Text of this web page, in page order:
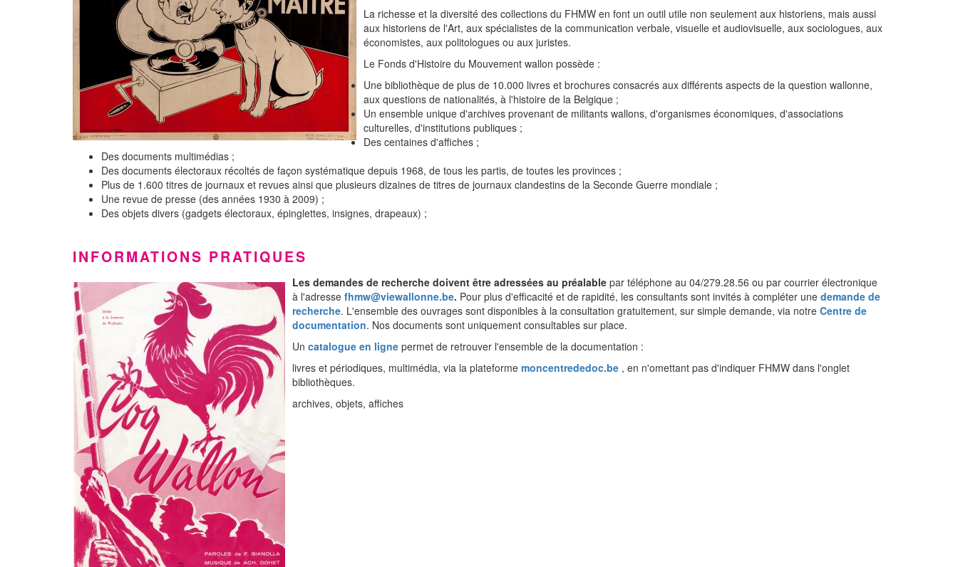
La richesse et la diversité des collections du FHMW en font un outil utile non seulement aux historiens, mais aussi
aux historiens de l'Art, aux spécialistes de la communication verbale, visuelle et audiovisuelle, aux sociologues, aux
économistes, aux politologues ou aux juristes.
Le Fonds d'Histoire du Mouvement wallon possède :
Une bibliothèque de plus de 10.000 livres et brochures consacrés aux différents aspects de la question wallonne,
aux questions de nationalités, à l'histoire de la Belgique ;
Un ensemble unique d'archives provenant de militants wallons, d'organismes économiques, d'associations
culturelles, d'institutions publiques ;
Des centaines d'affiches ;
Des documents multimédias ;
Des documents électoraux récoltés de façon systématique depuis 1968, de tous les partis, de toutes les provinces ;
Plus de 1.600 titres de journaux et revues ainsi que plusieurs dizaines de titres de journaux clandestins de la Seconde Guerre mondiale ;
Une revue de presse (des années 1930 à 2009) ;
Des objets divers (gadgets électoraux, épinglettes, insignes, drapeaux) ;
INFORMATIONS PRATIQUES
Les demandes de recherche doivent être adressées au préalable par téléphone au 04/279.28.56 ou par courrier électronique
à l'adresse fhmw@viewallonne.be. Pour plus d'efficacité et de rapidité, les consultants sont invités à compléter une demande de
recherche. L'ensemble des ouvrages sont disponibles à la consultation gratuitement, sur simple demande, via notre Centre de
documentation. Nos documents sont uniquement consultables sur place.
Un catalogue en ligne permet de retrouver l'ensemble de la documentation :
livres et périodiques, multimédia, via la plateforme moncentrededoc.be , en n'omettant pas d'indiquer FHMW dans l'onglet
bibliothèques.
archives, objets, affiches